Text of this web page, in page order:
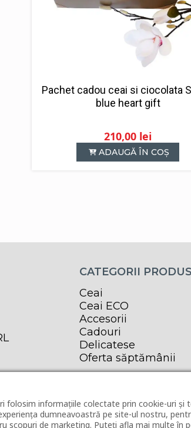
Pachet cadou ceai si ciocolata
blue heart gift
210,00 lei
ADAUGĂ ÎN COȘ
CATEGORII
Ceai
Ceai ECO
Accesorii
Cadouri
Delicatese
Oferta săptămânii
folosim informațiile colectate prin cookie-uri și
dumneavoastră pe site-ul nostru,
scopuri de marketing. Puteți afla mai multe în